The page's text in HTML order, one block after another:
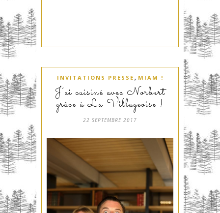
INVITATIONS PRESSE , MIAM !
J’ai cuisiné avec Norbert
grâce à La Villageoise !
22 SEPTEMBRE 2017